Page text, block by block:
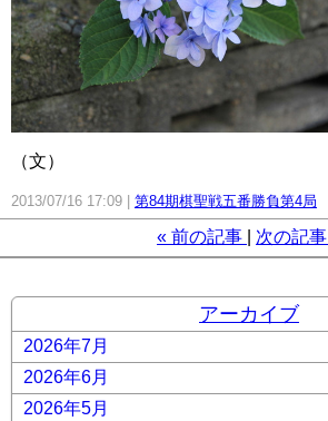
（文）
2013/07/16 17:09 第84期棋聖戦五番勝負第4局
« 前の記事 次の記事
アーカイブ
2026年7月
2026年6月
2026年5月